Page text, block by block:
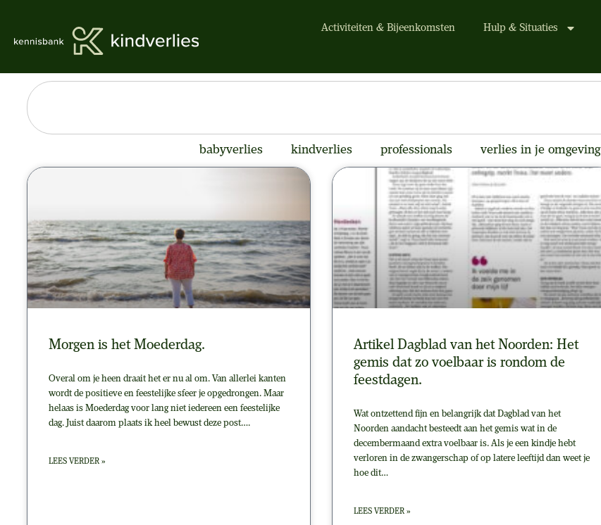
Activiteiten & Bijeenkomsten Hulp & Situaties
babyverlies kindverlies professionals verlies in je omgeving
Morgen is het Moederdag.
Overal om je heen draait het er nu al om. Van allerlei kanten
wordt de positieve en feestelijke sfeer je opgedrongen. Maar
helaas is Moederdag voor lang niet iedereen een feestelijke
dag. Juist daarom plaats ik heel bewust deze post….
LEES VERDER »
Artikel Dagblad van het Noorden: Het
gemis dat zo voelbaar is rondom de
feestdagen.
Wat ontzettend fijn en belangrijk dat Dagblad van het
Noorden aandacht besteedt aan het gemis wat in de
decembermaand extra voelbaar is. Als je een kindje hebt
verloren in de zwangerschap of op latere leeftijd dan weet je
hoe dit…
LEES VERDER »